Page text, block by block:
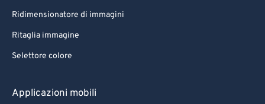
Ridimensionatore di immagini
Ritaglia immagine
Selettore colore
Applicazioni mobili